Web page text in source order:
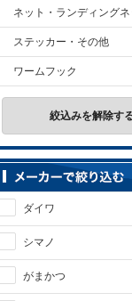
ネット・ランディングネ
ステッカー・その他
ワームフック
絞込みを解除す
ダイワ
シマノ
がまかつ